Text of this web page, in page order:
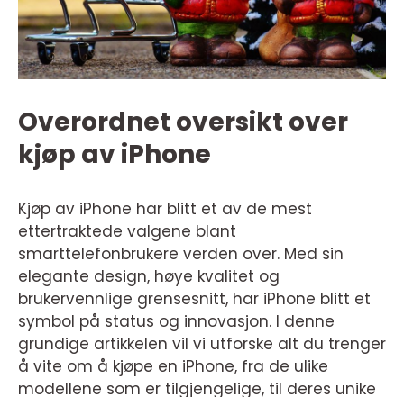
Overordnet oversikt over
kjøp av iPhone
Kjøp av iPhone har blitt et av de mest
ettertraktede valgene blant
smarttelefonbrukere verden over. Med sin
elegante design, høye kvalitet og
brukervennlige grensesnitt, har iPhone blitt et
symbol på status og innovasjon. I denne
grundige artikkelen vil vi utforske alt du trenger
å vite om å kjøpe en iPhone, fra de ulike
modellene som er tilgjengelige, til deres unike